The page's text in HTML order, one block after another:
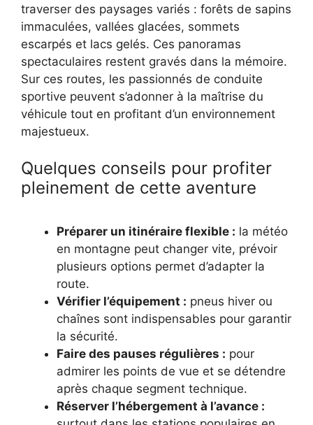
traverser des paysages variés : forêts de sapins
immaculées, vallées glacées, sommets
escarpés et lacs gelés. Ces panoramas
spectaculaires restent gravés dans la mémoire.
Sur ces routes, les passionnés de conduite
sportive peuvent s’adonner à la maîtrise du
véhicule tout en profitant d’un environnement
majestueux.
Quelques conseils pour profiter
pleinement de cette aventure
Préparer un itinéraire flexible : la météo
en montagne peut changer vite, prévoir
plusieurs options permet d’adapter la
route.
Vérifier l’équipement : pneus hiver ou
chaînes sont indispensables pour garantir
la sécurité.
Faire des pauses régulières : pour
admirer les points de vue et se détendre
après chaque segment technique.
Réserver l’hébergement à l’avance :